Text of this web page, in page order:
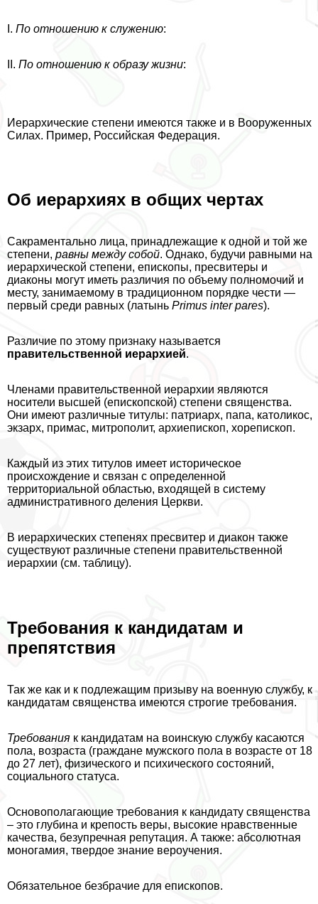
I. По отношению к служению:
II. По отношению к образу жизни:
Иерархические степени имеются также и в Вооруженных
Силах. Пример, Российская Федерация.
Об иерархиях в общих чертах
Сакраментально лица, принадлежащие к одной и той же
степени, равны между собой. Однако, будучи равными на
иерархической степени, епископы, пресвитеры и
диаконы могут иметь различия по объему полномочий и
месту, занимаемому в традиционном порядке чести —
первый среди равных (латынь Primus inter pares).
Различие по этому признаку называется
правительственной иерархией.
Члeнами правительственной иерархии являются
носители высшей (епископской) степени священства.
Они имеют различные титулы: патриарх, папа, католикос,
экзарх, примас, митрополит, архиепископ, хорепископ.
Каждый из этих титулов имеет историческое
происхождение и связан с определенной
территориальной областью, входящей в систему
административного деления Церкви.
В иерархических степенях пресвитер и диакон также
существуют различные степени правительственной
иерархии (см. таблицу).
Требования к кандидатам и
препятствия
Так же как и к подлежащим призыву на военную службу, к
кандидатам священства имеются строгие требования.
Требования к кандидатам на воинскую службу касаются
пола, возраста (граждане мужского пола в возрасте от 18
до 27 лет), физического и психического состояний,
социального статуса.
Основополагающие требования к кандидату священства
– это глубина и крепость веры, высокие нравственные
качества, безупречная репутация. А также: абсолютная
моногамия, твердое знание вероучения.
Обязательное безбрачие для епископов.